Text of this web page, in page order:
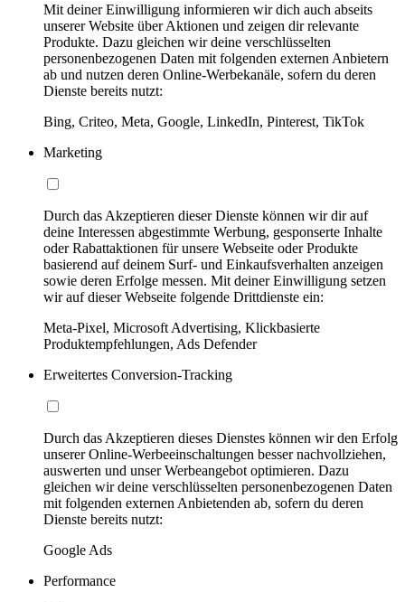
Mit deiner Einwilligung informieren wir dich auch abseits
unserer Website über Aktionen und zeigen dir relevante
Produkte. Dazu gleichen wir deine verschlüsselten
personenbezogenen Daten mit folgenden externen Anbietern
ab und nutzen deren Online-Werbekanäle, sofern du deren
Dienste bereits nutzt:
Bing, Criteo, Meta, Google, LinkedIn, Pinterest, TikTok
Marketing
Durch das Akzeptieren dieser Dienste können wir dir auf
deine Interessen abgestimmte Werbung, gesponserte Inhalte
oder Rabattaktionen für unsere Webseite oder Produkte
basierend auf deinem Surf- und Einkaufsverhalten anzeigen
sowie deren Erfolge messen. Mit deiner Einwilligung setzen
wir auf dieser Webseite folgende Drittdienste ein:
Meta-Pixel, Microsoft Advertising, Klickbasierte
Produktempfehlungen, Ads Defender
Erweitertes Conversion-Tracking
Durch das Akzeptieren dieses Dienstes können wir den Erfolg
unserer Online-Werbeeinschaltungen besser nachvollziehen,
auswerten und unser Werbeangebot optimieren. Dazu
gleichen wir deine verschlüsselten personenbezogenen Daten
mit folgenden externen Anbietenden ab, sofern du deren
Dienste bereits nutzt:
Google Ads
Performance